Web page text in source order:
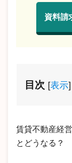
資料請
目次 [表示]
賃貸不動産経
とどうなる？